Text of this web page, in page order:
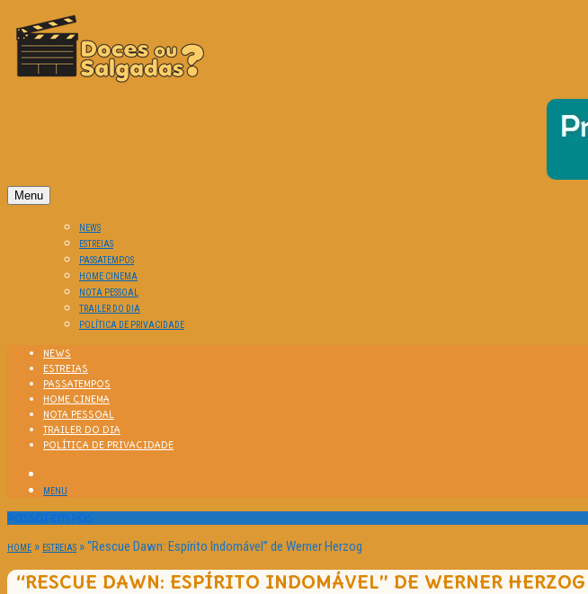
Menu
NEWS
ESTREIAS
PASSATEMPOS
HOME CINEMA
NOTA PESSOAL
TRAILER DO DIA
POLÍTICA DE PRIVACIDADE
NEWS
ESTREIAS
PASSATEMPOS
HOME CINEMA
NOTA PESSOAL
TRAILER DO DIA
POLÍTICA DE PRIVACIDADE
MENU
Passatempos
HOME » ESTREIAS »“Rescue Dawn: Espírito Indomável” de Werner Herzog
“RESCUE DAWN: ESPÍRITO INDOMÁVEL” DE WERNER HERZOG